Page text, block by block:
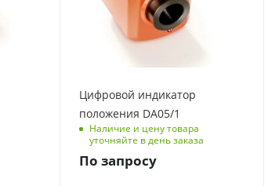
Цифровой индикатор
положения DA05/1
Наличие и цену товара
уточняйте в день заказа
По запросу